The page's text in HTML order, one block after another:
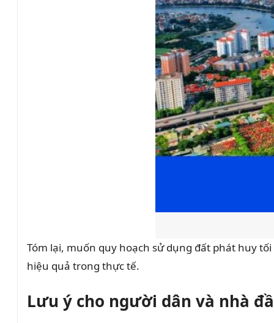
Tóm lại, muốn quy hoạch sử dụng đất phát huy
hiệu quả trong thực tế.
Lưu ý cho người dân và nhà